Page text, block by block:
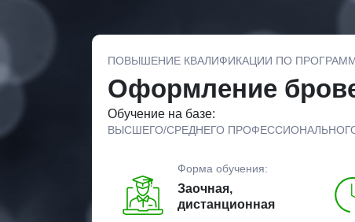
ПОВЫШЕНИЕ КВАЛИФИКАЦИИ ПО
Оформление
Обучение на базе:
ВЫСШЕГО/СРЕДНЕГО
Форма обучения:
Заочная,
дистанционная